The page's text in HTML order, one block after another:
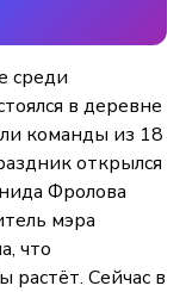
среди
в деревне
команды из 18
открылся
Фролова
мэра
что
растёт. Сейчас в